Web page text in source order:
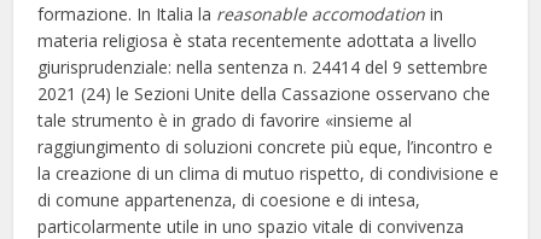
formazione. In Italia la reasonable accomodationin
materia religiosa è stata recentemente adottata a livello
giurisprudenziale: nella sentenza n. 24414 del 9 settembre
2021 (24) le Sezioni Unite della Cassazione osservano che
tale strumento è in grado di favorire «insieme al
raggiungimento di soluzioni concrete più eque, l’incontro e
la creazione di un clima di mutuo rispetto, di condivisione e
di comune appartenenza, di coesione e di intesa,
particolarmente utile in uno spazio vitale di convivenza